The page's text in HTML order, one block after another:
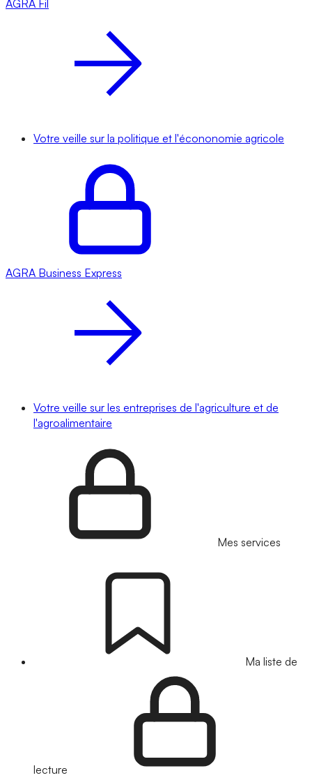
AGRA Fil
Votre veille sur la politique et l'écononomie agricole
AGRA Business Express
Votre veille sur les entreprises de l'agriculture et de
l'agroalimentaire
Mes services
Ma liste de
lecture